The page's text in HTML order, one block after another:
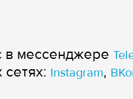
в мессенджере
Instagram,